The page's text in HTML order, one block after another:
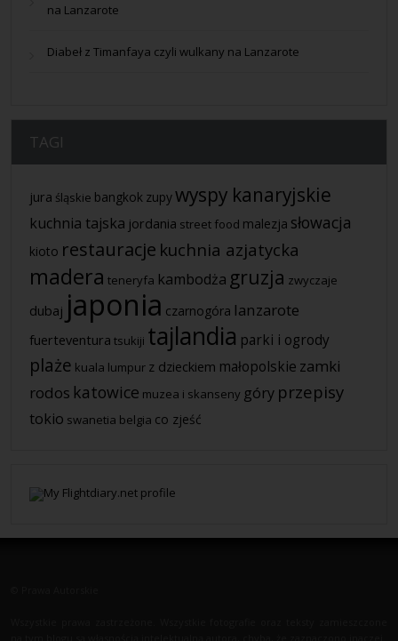
na Lanzarote
Diabeł z Timanfaya czyli wulkany na Lanzarote
TAGI
jura śląskie bangkok zupywyspy kanaryjskie
kuchnia tajska jordania street food malezja słowacja
kioto restauracje kuchnia azjatycka
madera teneryfa kambodża gruzja zwyczaje
dubaj japonia czarnogóra lanzarote
fuerteventura tsukiji tajlandia parki i ogrody
plaże kuala lumpur z dzieckiem małopolskie zamki
rodos katowice muzea i skanseny góry przepisy
tokio swanetia belgia co zjeść